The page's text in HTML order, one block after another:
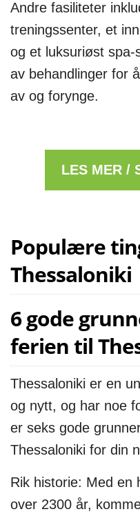
Andre fasiliteter
treningssenter, et
og et luksuriøst
av behandlinger for
av og forynge.
LES MER /
Populære
Thessaloniki
6 gode
ferien til
Thessaloniki er en
og nytt, og har noe
er seks gode
Thessaloniki for din
Rik historie: Med en
over 2300 år,